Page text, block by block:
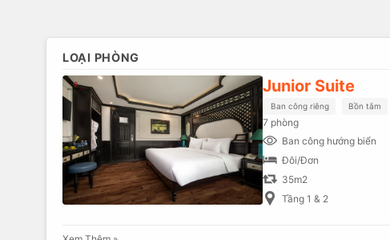
LOẠI PHÒNG
Junior Suite
Ban công riêng Bồn tắm
7 phòng
Ban công hướng biển
Đôi/Đơn
35m2
Tầng 1 & 2